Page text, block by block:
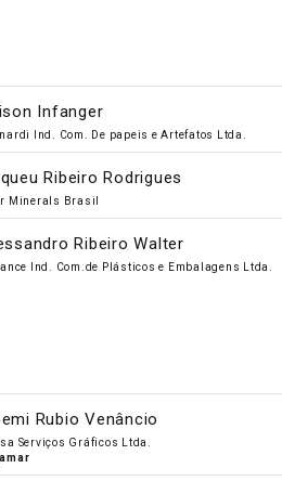
Infanger
Ind. Com. De papeis e Artefatos Ltda.
Ribeiro Rodrigues
Minerals Brasil
Ribeiro Walter
Ind. Com.de Plásticos e Embalagens Ltda.
Rubio Venâncio
Serviços Gráficos Ltda.